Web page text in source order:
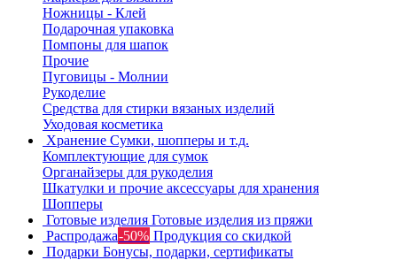
Ножницы - Клей
Подарочная упаковка
Помпоны для шапок
Прочие
Пуговицы - Молнии
Рукоделие
Средства для стирки вязаных изделий
Уходовая косметика
Хранение Сумки, шопперы и т.д.
Комплектующие для сумок
Органайзеры для рукоделия
Шкатулки и прочие аксессуары для хранения
Шопперы
Готовые изделия Готовые изделия из пряжи
Распродажа-50% Продукция со скидкой
Подарки Бонусы, подарки, сертификаты